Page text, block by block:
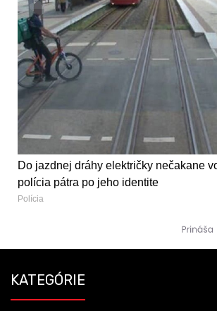
Do jazdnej dráhy električky nečakane
polícia pátra po jeho identite
Polícia
KATEGÓRIE